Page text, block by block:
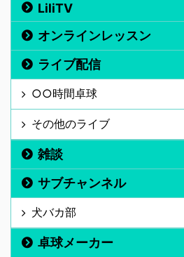
LiliTV
オンラインレッスン
ライブ配信
○○時間卓球
その他のライブ
雑談
サブチャンネル
犬バカ部
卓球メーカー